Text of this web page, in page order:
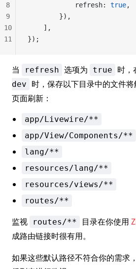
            refresh:
true,
        }),
    ],
});
8
9
10
11
当 refresh 选项为 true 时，
dev
时，保存以下目录中的文件
页面刷新：
app/Livewire/**
app/View/Components/**
lang/**
resources/lang/**
resources/views/**
routes/**
监视 routes/** 目录在你使用
成路由链接时很有用。
如果这些默认路径不符合你的需求